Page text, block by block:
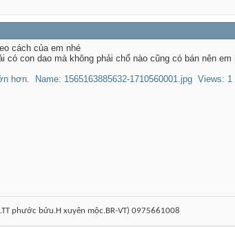
cách của em nhé
có con dao mà không phải chổ nào cũng có bán nên
phước bửu.H xuyên mộc.BR-VT) 0975661008